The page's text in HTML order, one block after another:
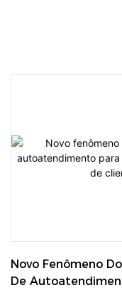
Novo Fenômeno
De